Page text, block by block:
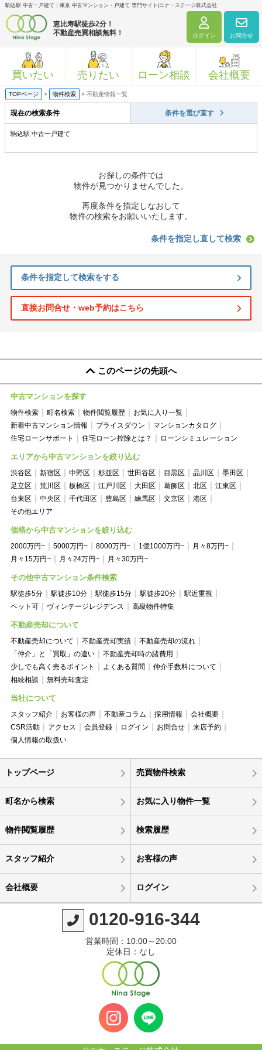
駒込駅 中古一戸建て｜東京 中古マンション・戸建て 専門サイト|ニナ・ステージ株式会社
恵比寿駅徒歩2分！
不動産売買相談無料！
ログイン お問合せ
買いたい 売りたい ローン相談 会社概要
TOPページ > 物件検索 > 不動産情報一覧
現在の検索条件 条件を選び直す
駒込駅 中古一戸建て
お探しの条件では
物件が見つかりませんでした。
再度条件を指定しなおして
物件の検索をお願いいたします。
条件を指定し直して検索
条件を指定して検索をする
直接お問合せ・web予約はこちら
このページの先頭へ
中古マンションを探す
物件検索 町名検索 物件閲覧履歴
お気に入り一覧
新着中古マンション情報
プライスダウン
マンションカタログ
住宅ローンサポート
住宅ローン控除とは？ ローンシミュレーション
エリアから中古マンションを絞り込む
渋谷区 新宿区 中野区 杉並区 世田谷区 目黒区 品川区
墨田区
足立区
荒川区 板橋区 江戸川区 大田区 葛飾区 北区
江東区
台東区
中央区 千代田区 豊島区 練馬区 文京区
港区
その他エリア
価格から中古マンションを絞り込む
2000万円~ 5000万円~ 8000万円~ 1億1000万円~
月々8万円~
月々15万円~
月々24万円~ 月々30万円~
その他中古マンション条件検索
駅徒歩5分 駅徒歩10分 駅徒歩15分 駅徒歩20分
駅近重視
ペット可
ヴィンテージレジデンス 高級物件特集
不動産売却について
不動産売却について 不動産売却実績
不動産売却の流れ
「仲介」と「買取」の違い
不動産売却時の諸費用
少しでも高く売るポイント
よくある質問
仲介手数料について
相続相談
無料売却査定
当社について
スタッフ紹介 お客様の声 不動産コラム 採用情報
会社概要
CSR活動
アクセス 会員登録 ログイン お問合せ
来店予約
個人情報の取扱い
トップページ 売買物件検索
町名から検索 お気に入り物件一覧
物件閲覧履歴 検索履歴
スタッフ紹介 お客様の声
会社概要 ログイン
0120-916-344
営業時間：10:00～20:00
定休日：なし